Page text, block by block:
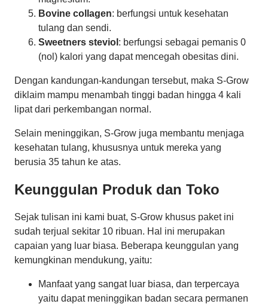
Bovine collagen: berfungsi untuk kesehatan
tulang dan sendi.
Sweetners steviol : berfungsi sebagai pemanis 0
(nol) kalori yang dapat mencegah obesitas dini.
Dengan kandungan-kandungan tersebut, maka S-Grow
diklaim mampu menambah tinggi badan hingga 4 kali
lipat dari perkembangan normal.
Selain meninggikan, S-Grow juga membantu menjaga
kesehatan tulang, khususnya untuk mereka yang
berusia 35 tahun ke atas.
Keunggulan Produk dan Toko
Sejak tulisan ini kami buat, S-Grow khusus paket ini
sudah terjual sekitar 10 ribuan. Hal ini merupakan
capaian yang luar biasa. Beberapa keunggulan yang
kemungkinan mendukung, yaitu:
Manfaat yang sangat luar biasa, dan terpercaya
yaitu dapat meninggikan badan secara permanen